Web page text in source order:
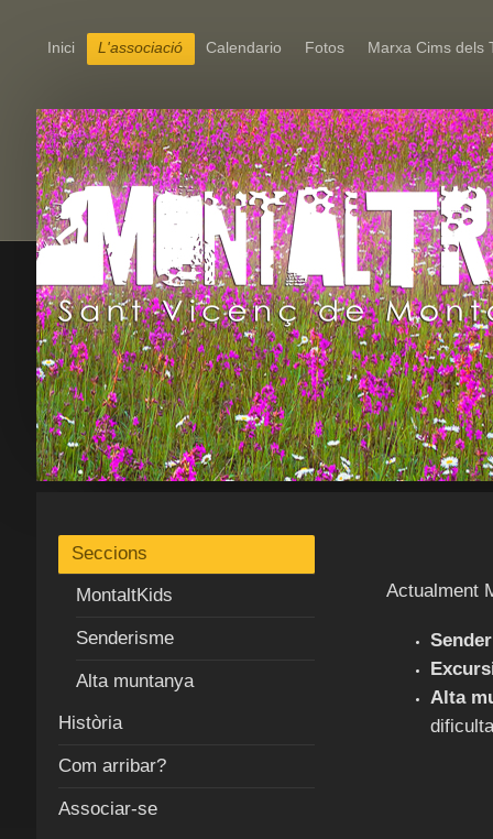
Inici L'associació Calendario Fotos Marxa Cims dels
Actualment
Alta
Seccions
MontaltKids
Senderisme
Alta muntanya
Història
Com arribar?
Associar-se